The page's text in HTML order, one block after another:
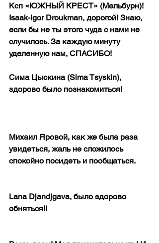
Ксп «ЮЖНЫЙ КРЕСТ» (Мельбурн)!
Isaak-igor Droukman, дорогой! Знаю,
если бы не ты этого чуда с нами не
случилось. За каждую минуту
уделенную нам, СПАСИБО!
Сима Цыскина (Sima Tsyskin),
здорово было познакомиться!
Михаил Яровой, как же была раза
увидеться, жаль не сложилось
спокойно посидеть и пообщаться.
Lana Djandjgava, было здорово
обняться!!